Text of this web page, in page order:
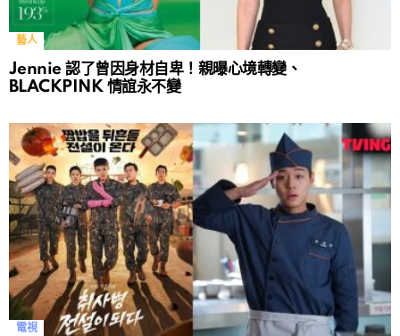
藝人
Jennie 認了曾因身材自卑！親曝心境轉變、
BLACKPINK 情誼永不變
電視